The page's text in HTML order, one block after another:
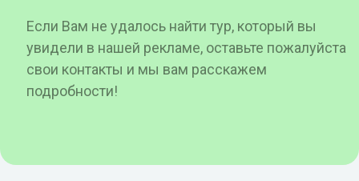
Если Вам не удалось найти тур, который вы
увидели в нашей рекламе, оставьте пожалуйста
свои контакты и мы вам расскажем
подробности!